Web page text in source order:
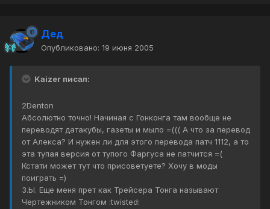
Дед
Опубликовано: 19 июня 2005
Kaizer писал:
2Denton
Абсолютно точно! Начиная с Гонконга там вообще не
переводят датакубы, газеты и мыло =((( А что за перевод
от Алекса? И нужен ли для этого перевода патч 1112, а то
эта тупая версия от тупого Фаргуса не патчится =(
Кстати может тут что присоветуете? Хочу в моды
поиграть =)
З.Ы. Еще меня прет как Трейсера Тонга называют
Чертежником Тонгом :twisted: